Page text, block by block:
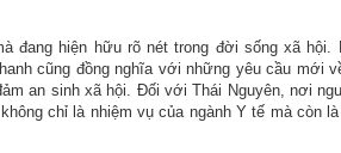
đang hiện hữu rõ nét trong đời sống xã hội.
cũng đồng nghĩa với những yêu cầu mới
an sinh xã hội. Đối với Thái Nguyên, nơi
chỉ là nhiệm vụ của ngành Y tế mà còn